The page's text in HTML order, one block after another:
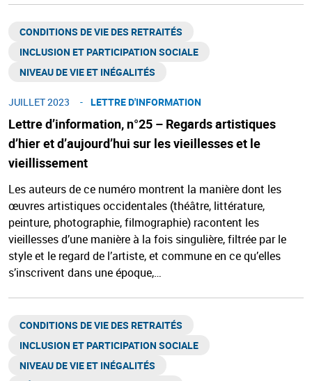
Lettre d’information, n°25 – Regards artistiques
d’hier et d’aujourd’hui sur les vieillesses et le
vieillissement
CONDITIONS DE VIE DES RETRAITÉS
INCLUSION ET PARTICIPATION SOCIALE
NIVEAU DE VIE ET INÉGALITÉS​
JUILLET 2023 LETTRE D'INFORMATION
Les auteurs de ce numéro montrent la manière dont les
œuvres artistiques occidentales (théâtre, littérature,
peinture, photographie, filmographie) racontent les
vieillesses d’une manière à la fois singulière, filtrée par le
style et le regard de l’artiste, et commune en ce qu’elles
s’inscrivent dans une époque,…
CONDITIONS DE VIE DES RETRAITÉS
INCLUSION ET PARTICIPATION SOCIALE
NIVEAU DE VIE ET INÉGALITÉS​